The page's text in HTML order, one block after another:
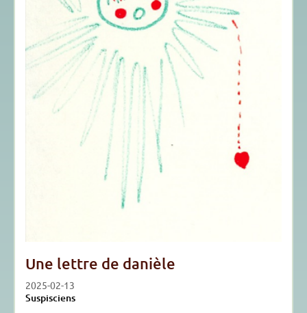
Une lettre de danièle
2025-02-13
Suspisciens